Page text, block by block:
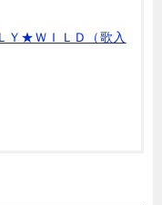
Ｙ★ＷＩＬＤ（歌入